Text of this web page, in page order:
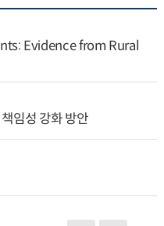
Evidence from Rural
임성 강화 방안